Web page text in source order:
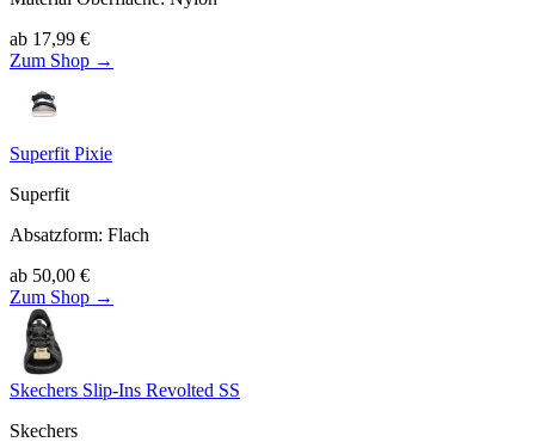
ab 17,99 €
Zum Shop →
Superfit Pixie
Superfit
Absatzform: Flach
ab 50,00 €
Zum Shop →
Skechers Slip-Ins Revolted SS
Skechers